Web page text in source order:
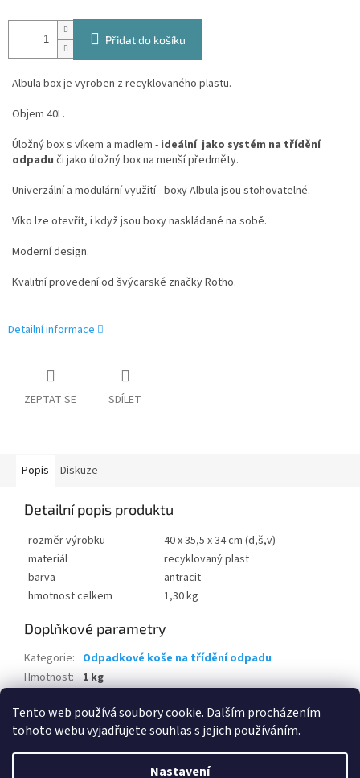
Tento web používá soubory cookie. Dalším procházením
tohoto webu vyjadřujete souhlas s jejich používáním.
Nastavení
Přidat do košíku
Albula box je vyroben z recyklovaného plastu.
Objem 40L.
Úložný box s víkem a madlem - ideální jako systém na třídění
odpadu či jako úložný box na menší předměty.
Univerzální a modulární využití - boxy Albula jsou stohovatelné.
Víko lze otevřít, i když jsou boxy naskládané na sobě.
Moderní design.
Kvalitní provedení od švýcarské značky Rotho.
Detailní informace
ZEPTAT SE SDÍLET
Popis Diskuze
Detailní popis produktu
rozměr výrobku
40 x 35,5 x 34 cm (d,š,v)
materiál
recyklovaný plast
barva
antracit
hmotnost celkem
1,30 kg
Doplňkové parametry
Kategorie: Odpadkové koše na třídění odpadu
Hmotnost: 1 kg